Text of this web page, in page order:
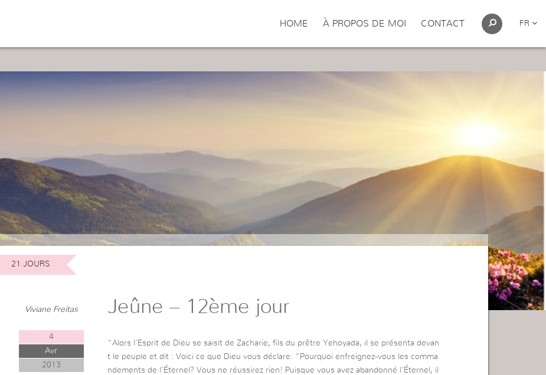
HOME À PROPOS DE MOI CONTACT FR
21 JOURS
Viviane Freitas
4
Avr
2013
Jeûne – 12ème jour
“Alors l’Esprit de Dieu se saisit de Zacharie, fils du prêtre Yehoyada, il se présenta devan
t le peuple et dit : Voici ce que Dieu vous déclare: “Pourquoi enfreignez-vous les comma
ndements de l’Éternel? Vous ne réussirez rien! Puisque vous avez abandonné l’Éternel, il